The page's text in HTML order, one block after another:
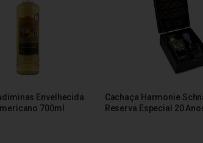
Envelhecida
700ml
Cachaça Harmonie
Reserva Especial 20